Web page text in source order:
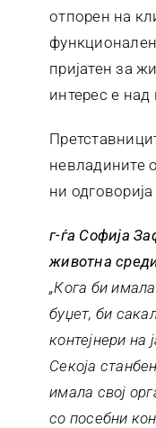
отпорен на
пријатен за
интерес е
невладините
ни
г-ѓа Софија
животна
„Кога би
буџет, би
контејнери на
Секоја
имала свој
со посебни